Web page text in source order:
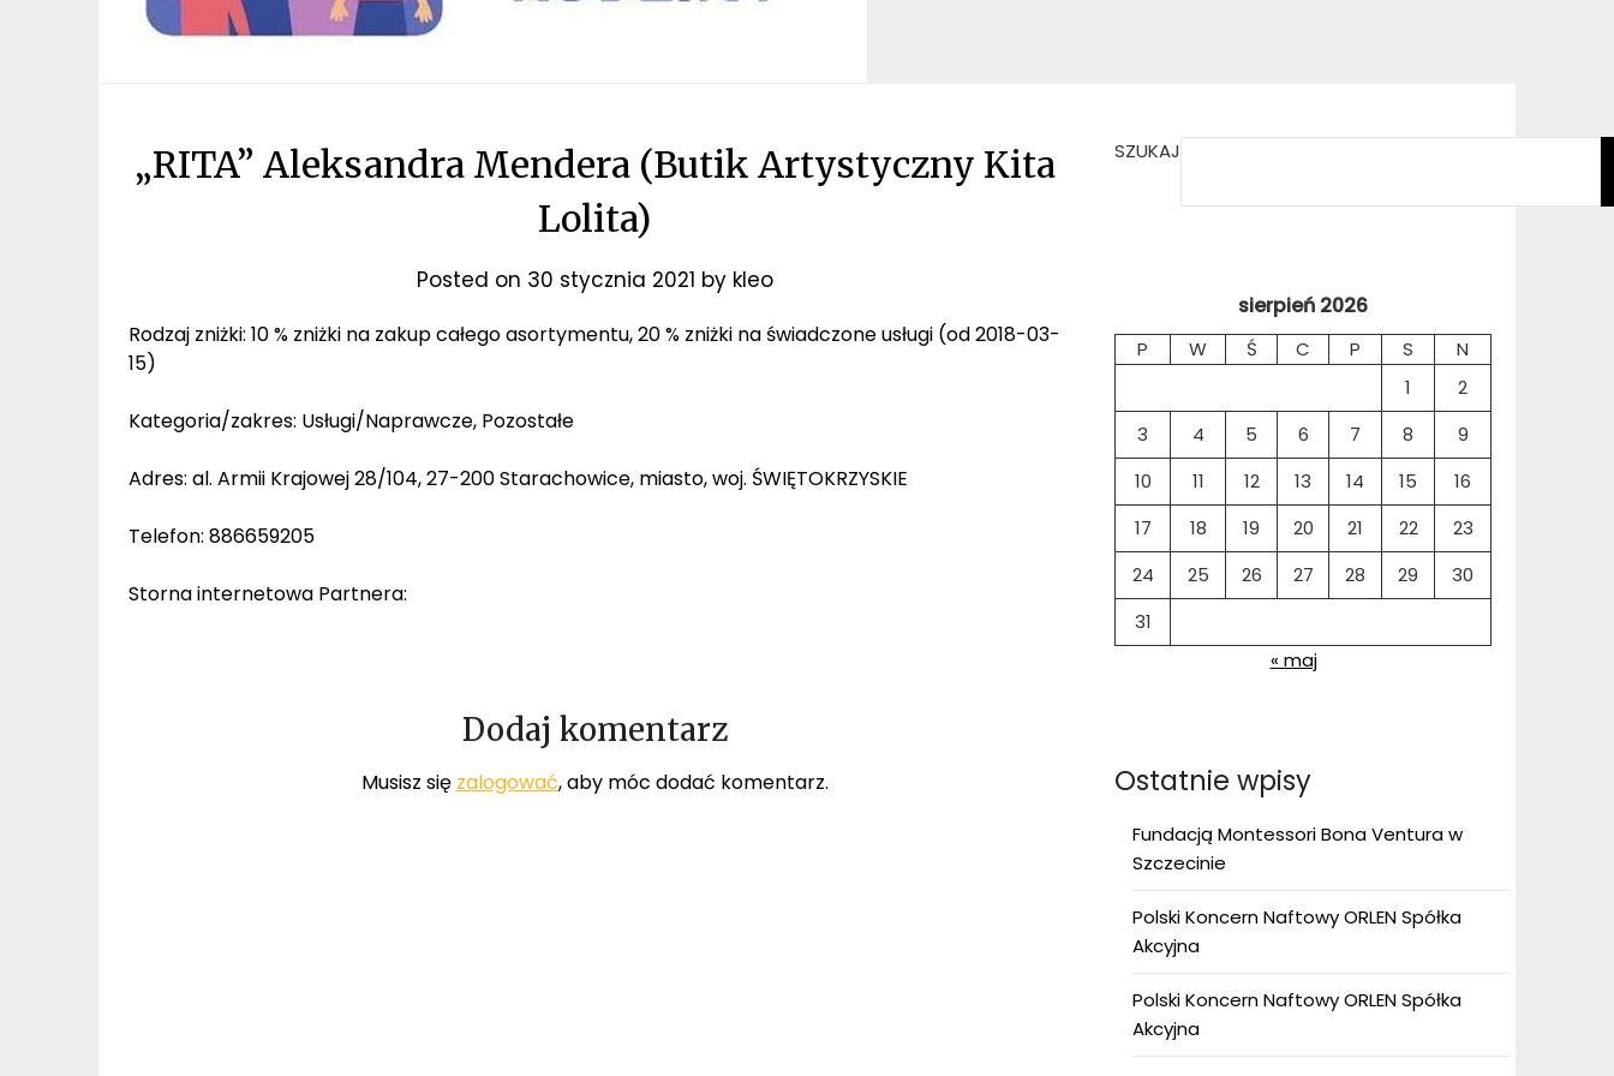
„RITA” Aleksandra Mendera (Butik Artystyczny Kita
Lolita)
Posted on 30 stycznia 2021 by kleo
Rodzaj zniżki: 10 % zniżki na zakup całego asortymentu, 20 % zniżki na świadczone usługi (od 2018-03-
15)
Kategoria/zakres: Usługi/Naprawcze, Pozostałe
Adres: al. Armii Krajowej 28/104, 27-200 Starachowice, miasto, woj. ŚWIĘTOKRZYSKIE
Telefon: 886659205
Storna internetowa Partnera:
Dodaj komentarz
Musisz się zalogować, aby móc dodać komentarz.
SZUKAJ
sierpień 2026
P W Ś C P S
N
1
2
3
4 5 6 7 8
9
10
11 12 13 14 15
16
17
18 19 20 21 22
23
24
25 26 27 28 29
30
31
« maj
Ostatnie wpisy
Fundacją Montessori Bona Ventura w
Szczecinie
Polski Koncern Naftowy ORLEN Spółka
Akcyjna
Polski Koncern Naftowy ORLEN Spółka
Akcyjna